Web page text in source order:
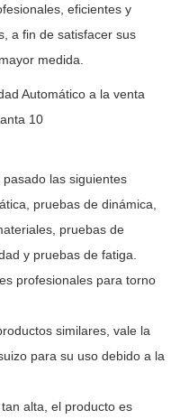
eficientes y
a fin de satisfacer sus
medida.
pasado las siguientes
pruebas de dinámica,
pruebas de
y pruebas de fatiga.
profesionales para torno
similares, vale la
para su uso debido a la
alta, el producto es